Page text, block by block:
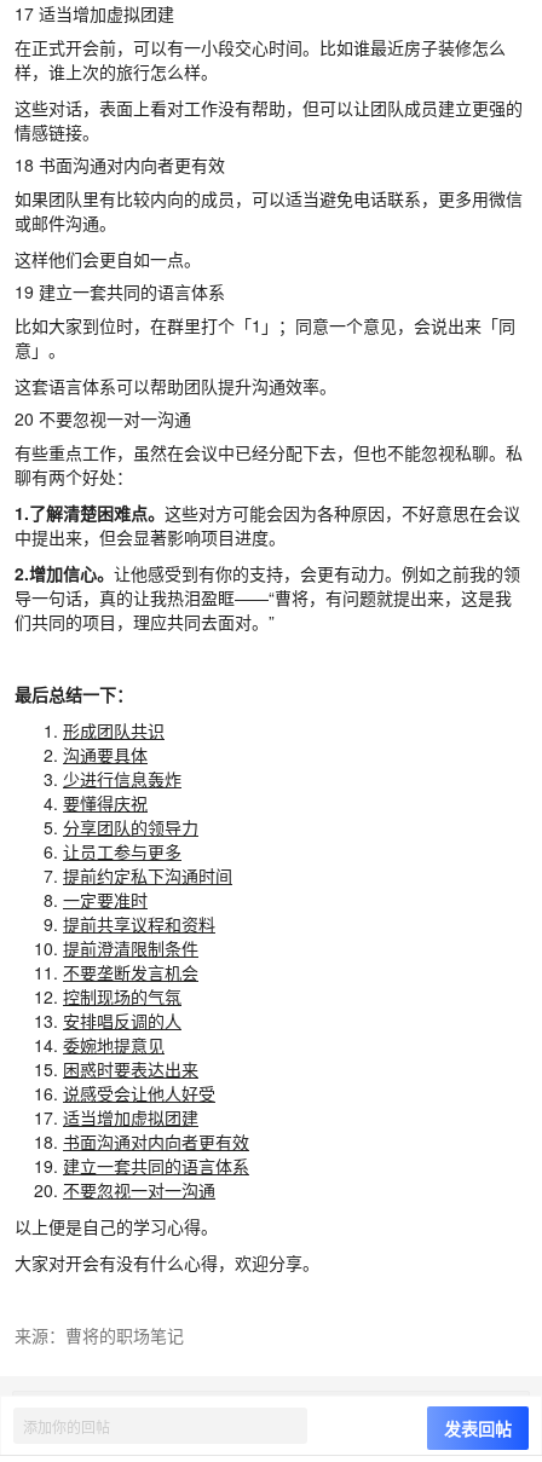
17 适当增加虚拟团建
在正式开会前，可以有一小段交心时间。比如谁最近房子装修怎么
样，谁上次的旅行怎么样。
这些对话，表面上看对工作没有帮助，但可以让团队成员建立更强的
情感链接。
18 书面沟通对内向者更有效
如果团队里有比较内向的成员，可以适当避免电话联系，更多用微信
或邮件沟通。
这样他们会更自如一点。
19 建立一套共同的语言体系
比如大家到位时，在群里打个「1」；同意一个意见，会说出来「同
意」。
这套语言体系可以帮助团队提升沟通效率。
20 不要忽视一对一沟通
有些重点工作，虽然在会议中已经分配下去，但也不能忽视私聊。私
聊有两个好处：
1.了解清楚困难点。 这些对方可能会因为各种原因，不好意思在会议
中提出来，但会显著影响项目进度。
2.增加信心。 让他感受到有你的支持，会更有动力。例如之前我的领
导一句话，真的让我热泪盈眶——“曹将，有问题就提出来，这是我
们共同的项目，理应共同去面对。”
最后总结一下：
形成团队共识
沟通要具体
少进行信息轰炸
要懂得庆祝
分享团队的领导力
让员工参与更多
提前约定私下沟通时间
一定要准时
提前共享议程和资料
提前澄清限制条件
不要垄断发言机会
控制现场的气氛
安排唱反调的人
委婉地提意见
困惑时要表达出来
说感受会让他人好受
适当增加虚拟团建
书面沟通对内向者更有效
建立一套共同的语言体系
不要忽视一对一沟通
以上便是自己的学习心得。
大家对开会有没有什么心得，欢迎分享。
来源：曹将的职场笔记
发表回帖
8.6